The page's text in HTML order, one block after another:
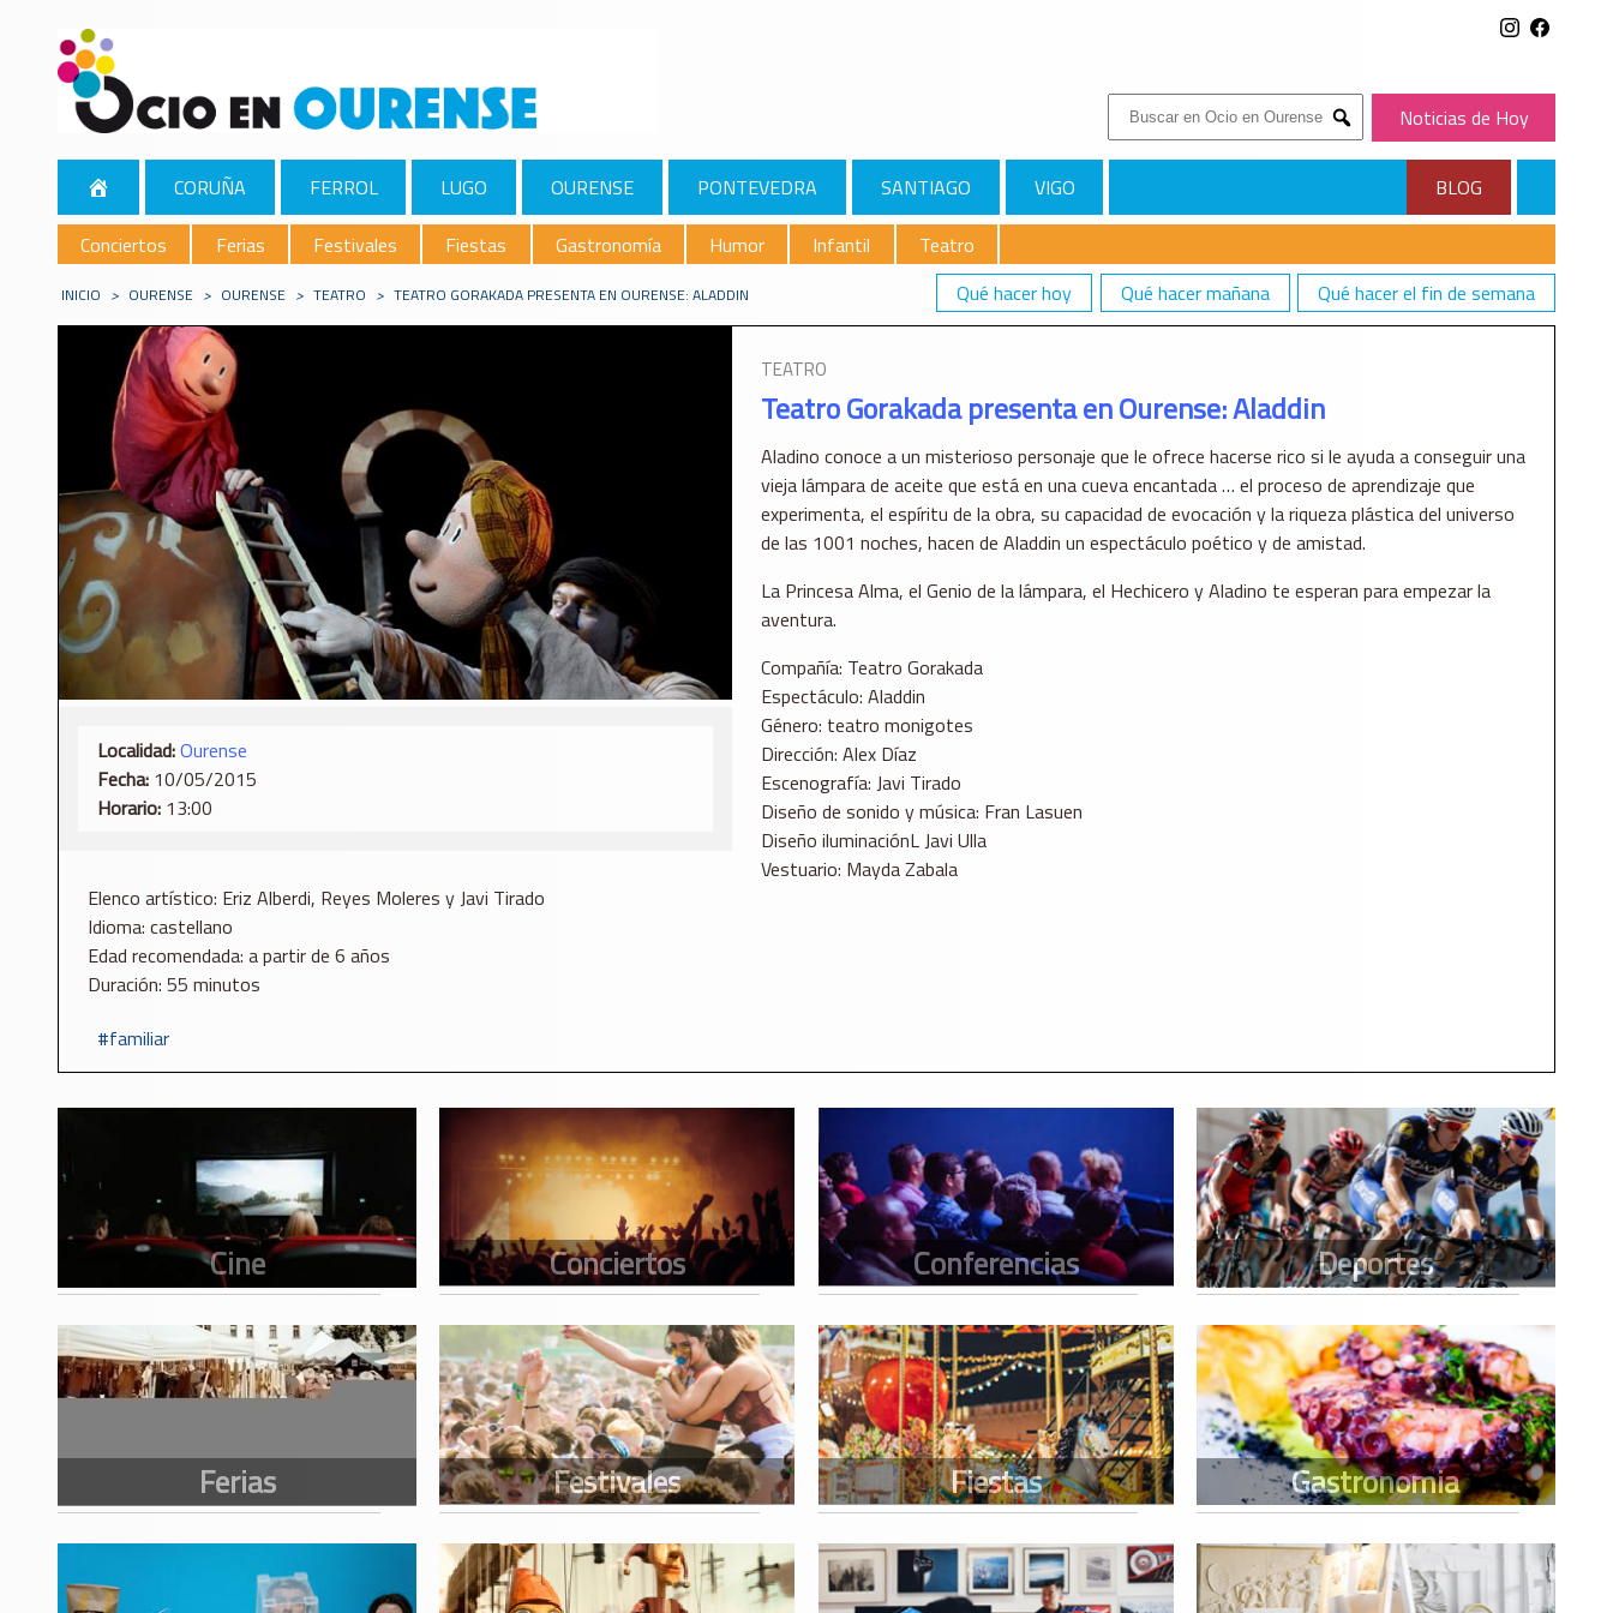
Buscar:
Submit
Noticias de Hoy
CORUÑA FERROL LUGO OURENSE PONTEVEDRA SANTIAGO VIGO
BLOG
Conciertos
Ferias Festivales Fiestas Gastronomía Humor Infantil
Teatro
Qué hacer hoy
Qué hacer mañana Qué hacer el fin de semana
INICIO > OURENSE > OURENSE > TEATRO > TEATRO GORAKADA PRESENTA EN OURENSE: ALADDIN
Localidad:Ourense
Fecha: 10/05/2015
Horario: 13:00
TEATRO
Teatro Gorakada presenta en Ourense: Aladdin
Aladino conoce a un misterioso personaje que le ofrece hacerse rico si le ayuda a conseguir una
vieja lámpara de aceite que está en una cueva encantada … el proceso de aprendizaje que
experimenta, el espíritu de la obra, su capacidad de evocación y la riqueza plástica del universo
de las 1001 noches, hacen de Aladdin un espectáculo poético y de amistad.
La Princesa Alma, el Genio de la lámpara, el Hechicero y Aladino te esperan para empezar la
aventura.
Compañía: Teatro Gorakada
Espectáculo: Aladdin
Género: teatro monigotes
Dirección: Alex Díaz
Escenografía: Javi Tirado
Diseño de sonido y música: Fran Lasuen
Diseño iluminaciónL Javi Ulla
Vestuario: Mayda Zabala
Elenco artístico: Eriz Alberdi, Reyes Moleres y Javi Tirado
Idioma: castellano
Edad recomendada: a partir de 6 años
Duración: 55 minutos
familiar